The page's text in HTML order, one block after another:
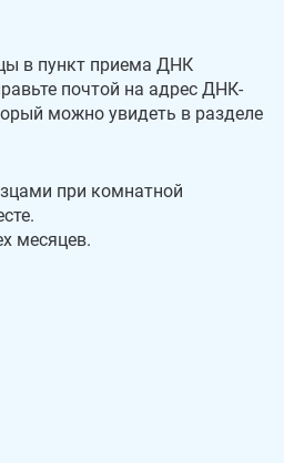
в пункт приема ДНК
почтой на адрес ДНК-
можно увидеть в разделе
при комнатной
месяцев.